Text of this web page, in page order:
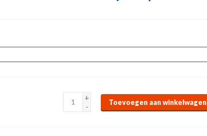
+
-
Toevoegen aan winkelwagen